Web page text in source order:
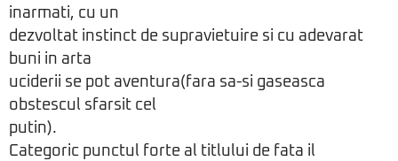
inarmati, cu un
dezvoltat instinct de supravietuire si cu adevarat
buni in arta
uciderii se pot aventura(fara sa-si gaseasca
obstescul sfarsit cel
putin).
Categoric punctul forte al titlului de fata il